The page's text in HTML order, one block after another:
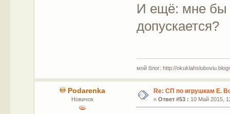
И ещё: мне бы
допускается?
мой блог: http://
Podarenka
Новичок
Re: СП по игрушкам Е.
« Ответ #53 : 10 Май 2015,